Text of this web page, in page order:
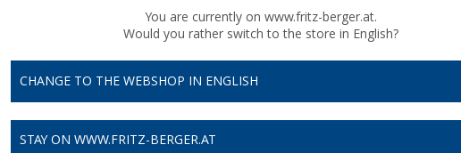
You are currently on www.fritz-berger.at.
Would you rather switch to the store in English?
CHANGE TO THE WEBSHOP IN ENGLISH
STAY ON WWW.FRITZ-BERGER.AT